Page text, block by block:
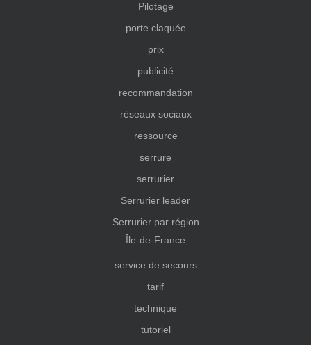
Pilotage
porte claquée
prix
publicité
recommandation
réseaux sociaux
ressource
serrure
serrurier
Serrurier leader
Serrurier par région
Île-de-France
service de secours
tarif
technique
tutoriel